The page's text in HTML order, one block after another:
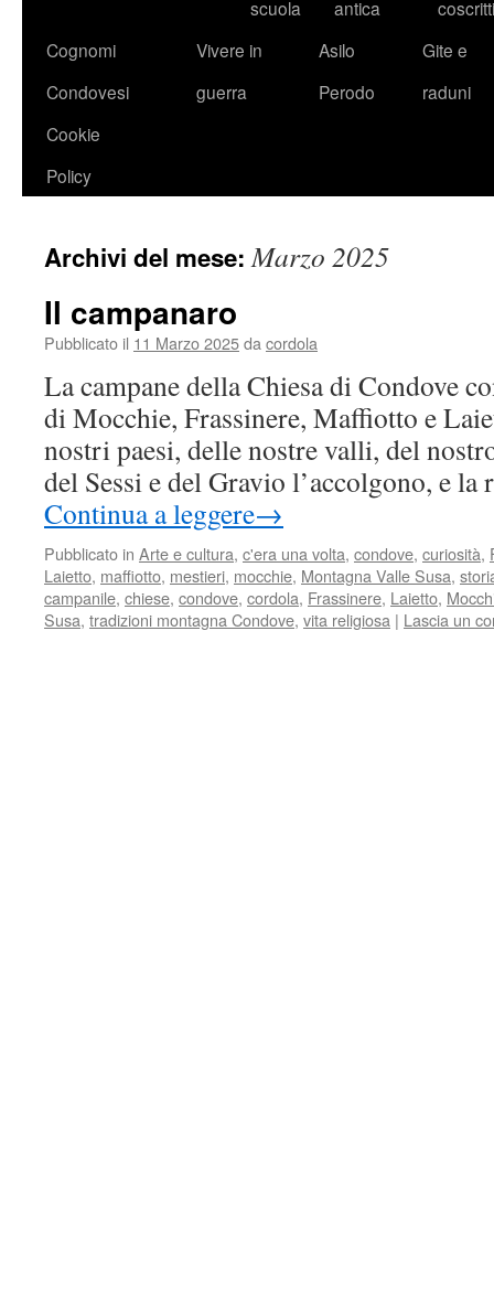
scuola
antica
coscritti
Cognomi
Condovesi
Vivere in
guerra
Asilo
Perodo
Gite e
raduni
Cookie
Policy
Archivi del mese:Marzo 2025
Il campanaro
Pubblicato il 11 Marzo 2025da cordola
La campane della Chiesa di Condove
di Mocchie, Frassinere, Maffiotto e
nostri paesi, delle nostre valli, del
del Sessi e del Gravio l’accolgono, e
Continua a leggere→
Pubblicato in Arte e cultura, c'era una volta, condove, curiosità,
Laietto, maffiotto, mestieri, mocchie, Montagna Valle Susa,
campanile, chiese, condove, cordola, Frassinere, Laietto,
Susa, tradizioni montagna Condove, vita religiosa | Lascia un